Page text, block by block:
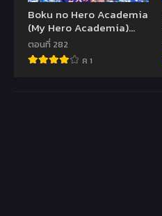
Boku no Hero Academia
(My Hero Academia)
มายฮีโร่ อคาเดเมีย
ตอนที่ 282
8.1